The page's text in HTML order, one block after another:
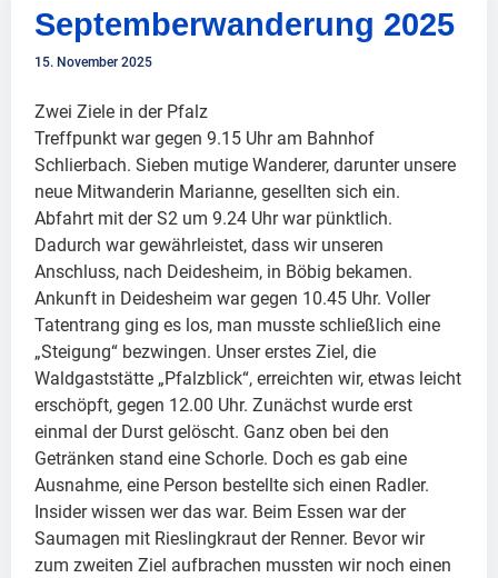
Septemberwanderung 2025
15. November 2025
Zwei Ziele in der Pfalz
Treffpunkt war gegen 9.15 Uhr am Bahnhof
Schlierbach. Sieben mutige Wanderer, darunter unsere
neue Mitwanderin Marianne, gesellten sich ein.
Abfahrt mit der S2 um 9.24 Uhr war pünktlich.
Dadurch war gewährleistet, dass wir unseren
Anschluss, nach Deidesheim, in Böbig bekamen.
Ankunft in Deidesheim war gegen 10.45 Uhr. Voller
Tatentrang ging es los, man musste schließlich eine
„Steigung“ bezwingen. Unser erstes Ziel, die
Waldgaststätte „Pfalzblick“, erreichten wir, etwas leicht
erschöpft, gegen 12.00 Uhr. Zunächst wurde erst
einmal der Durst gelöscht. Ganz oben bei den
Getränken stand eine Schorle. Doch es gab eine
Ausnahme, eine Person bestellte sich einen Radler.
Insider wissen wer das war. Beim Essen war der
Saumagen mit Rieslingkraut der Renner. Bevor wir
zum zweiten Ziel aufbrachen mussten wir noch einen